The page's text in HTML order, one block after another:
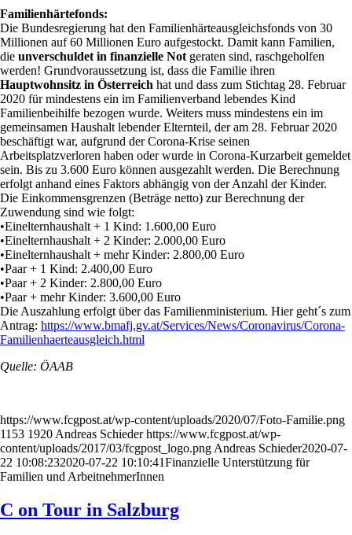
Familienhärtefonds:
Die Bundesregierung hat den Familienhärteausgleichsfonds von 30
Millionen auf 60 Millionen Euro aufgestockt. Damit kann Familien,
die unverschuldet in finanzielle Not geraten sind, raschgeholfen
werden! Grundvoraussetzung ist, dass die Familie ihren
Hauptwohnsitz in Österreich hat und dass zum Stichtag 28. Februar
2020 für mindestens ein im Familienverband lebendes Kind
Familienbeihilfe bezogen wurde. Weiters muss mindestens ein im
gemeinsamen Haushalt lebender Elternteil, der am 28. Februar 2020
beschäftigt war, aufgrund der Corona-Krise seinen
Arbeitsplatzverloren haben oder wurde in Corona-Kurzarbeit gemeldet
sein. Bis zu 3.600 Euro können ausgezahlt werden. Die Berechnung
erfolgt anhand eines Faktors abhängig von der Anzahl der Kinder.
Die Einkommensgrenzen (Beträge netto) zur Berechnung der
Zuwendung sind wie folgt:
•Einelternhaushalt + 1 Kind: 1.600,00 Euro
•Einelternhaushalt + 2 Kinder: 2.000,00 Euro
•Einelternhaushalt + mehr Kinder: 2.800,00 Euro
•Paar + 1 Kind: 2.400,00 Euro
•Paar + 2 Kinder: 2.800,00 Euro
•Paar + mehr Kinder: 3.600,00 Euro
Die Auszahlung erfolgt über das Familienministerium. Hier geht´s zum
Antrag: https://www.bmafj.gv.at/Services/News/Coronavirus/Corona-
Familienhaerteausgleich.html
Quelle: ÖAAB
https://www.fcgpost.at/wp-content/uploads/2020/07/Foto-Familie.png
1153 1920 Andreas Schieder https://www.fcgpost.at/wp-
content/uploads/2017/03/fcgpost_logo.png Andreas Schieder2020-07-
22 10:08:232020-07-22 10:10:41Finanzielle Unterstützung für
Familien und ArbeitnehmerInnen
C on Tour in Salzburg